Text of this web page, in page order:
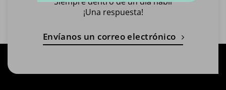
¡Una respuesta!
Envíanos un correo electrónico